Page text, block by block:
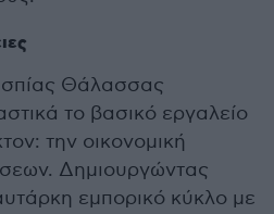
Θάλασσας
το βασικό εργαλείο
την οικονομική
Δημιουργώντας
εμπορικό κύκλο με